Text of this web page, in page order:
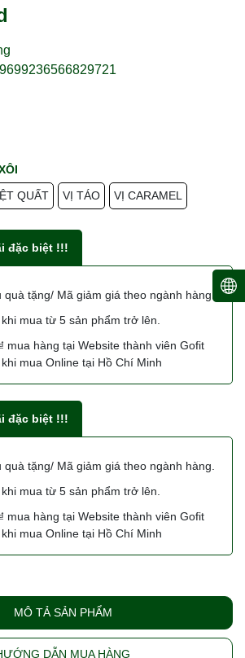
QUẤT VỊ TÁO VỊ CARAMEL
đặc biệt !!!
quà tặng/ Mã giảm giá theo ngành hàng.
mua từ 5 sản phẩm trở lên.
mua hàng tại Website thành viên Gofit
mua Online tại Hồ Chí Minh
đặc biệt !!!
quà tặng/ Mã giảm giá theo ngành hàng.
mua từ 5 sản phẩm trở lên.
mua hàng tại Website thành viên Gofit
mua Online tại Hồ Chí Minh
MÔ TẢ SẢN PHẨM
DẪN MUA HÀNG